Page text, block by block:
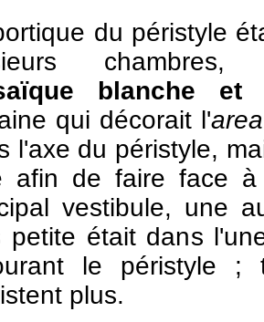
du péristyle
blanche et
qui décorait l'area
l'axe du péristyle,
afin de faire face
vestibule, une
petite était dans
le péristyle ;
plus.